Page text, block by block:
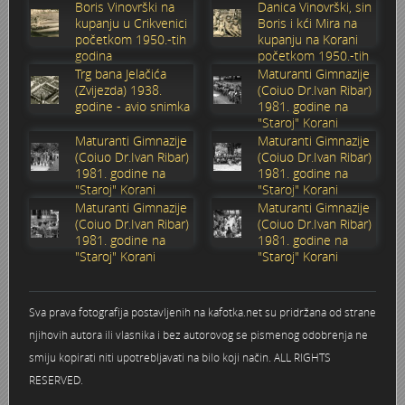
Stoljetna poplava 1939.
Tvornica potkivačkih čavala Mustad-Karlovac
Boksački klub Velebit
Bijelo dugme
Autobusna stanica na Korzu
Auto cross
AMD Zanatlija
8. slet Bratstva i jedinstva 13. lipnja 1965. godine
Mala scena 1987. - Le Cinema
Mala scena Hrvatskog doma
Marina Perazić, Davor Tolja (Denis&Denis) i Edi Kraljić
Maturanti Gimnazije 1988. godine
Motocross
NULA
Novogodišnje čestitke
Zavjet Petra Grgeca - 1998.
Škola plivanja Patkica
Mimohod 23. kolovoza 1995.
Ekonomska škola - ratne godine
Dubravko Halovanić - Ratne godine
Crkva Sv. Doroteje - 1991.
Frizerski salon Gerber (Kopf) - utemeljen 1924.
Gimnazijska i Ekonomska zbornica - Igor Mihelić
Karlovački fotograf Josip Žunić
Obitelj Klemenčić
Krešimir Botković - RAZGLEDNICE
KUD REČICA
godine
Sabolić
Boris Vinovrški na
kupanju u Crikvenici
početkom 1950.-tih
godina
Danica Vinovrški, sin
Boris i kći Mira na
kupanju na Korani
početkom 1950.-tih
godina
Trg bana Jelačića
(Zvijezda) 1938.
godine - avio snimka
Maturanti Gimnazije
(Coiuo Dr.Ivan Ribar)
1981. godine na
"Staroj" Korani
Maturanti Gimnazije
(Coiuo Dr.Ivan Ribar)
1981. godine na
"Staroj" Korani
Maturanti Gimnazije
(Coiuo Dr.Ivan Ribar)
1981. godine na
"Staroj" Korani
Maturanti Gimnazije
(Coiuo Dr.Ivan Ribar)
1981. godine na
"Staroj" Korani
Maturanti Gimnazije
(Coiuo Dr.Ivan Ribar)
1981. godine na
"Staroj" Korani
Sva prava fotografija postavljenih na kafotka.net su pridržana od strane
njihovih autora ili vlasnika i bez autorovog se pismenog odobrenja ne
smiju kopirati niti upotrebljavati na bilo koji način. ALL RIGHTS
RESERVED.